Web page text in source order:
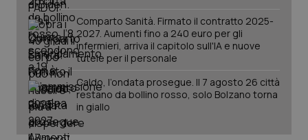
Comparto Sanità. Firmato il contratto 2025-
2027. Aumenti fino a 240 euro per gli
infermieri, arriva il capitolo sull'IA e nuove
tutele per il personale
Caldo, l’ondata prosegue. Il 7 agosto 26 città
restano da bollino rosso, solo Bolzano torna
in giallo